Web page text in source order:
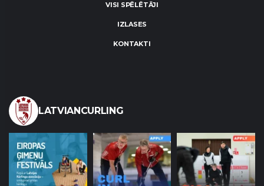
VISI SPĒLĒTĀJI
IZLASES
KONTAKTI
LATVIANCURLING